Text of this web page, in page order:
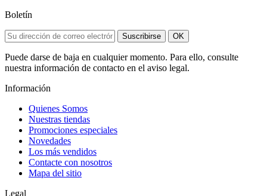
Boletín
Suscribirse OK
Puede darse de baja en cualquier momento. Para ello, consulte
nuestra información de contacto en el aviso legal.
Información
Quienes Somos
Nuestras tiendas
Promociones especiales
Novedades
Los más vendidos
Contacte con nosotros
Mapa del sitio
Legal